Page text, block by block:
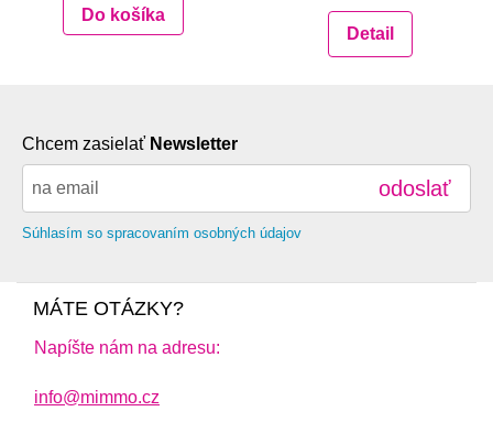
Do košíka
Detail
Chcem zasielať Newsletter
odoslať
Súhlasím so spracovaním osobných údajov
MÁTE OTÁZKY?
Napíšte nám na adresu:
info@mimmo.cz